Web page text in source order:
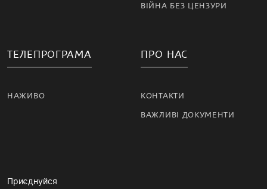
ВІЙНА БЕЗ ЦЕНЗУРИ
ТЕЛЕПРОГРАМА
НАЖИВО
ПРО НАС
КОНТАКТИ
ВАЖЛИВІ ДОКУМЕНТИ
Приєднуйся